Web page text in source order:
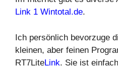
Link 1 Wintotal.de.
Ich persönlich bevorzuge
kleinen, aber feinen
RT7LiteLink. Sie ist